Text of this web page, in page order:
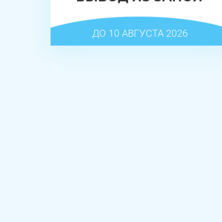
ДО 10 АВГУСТА 2026